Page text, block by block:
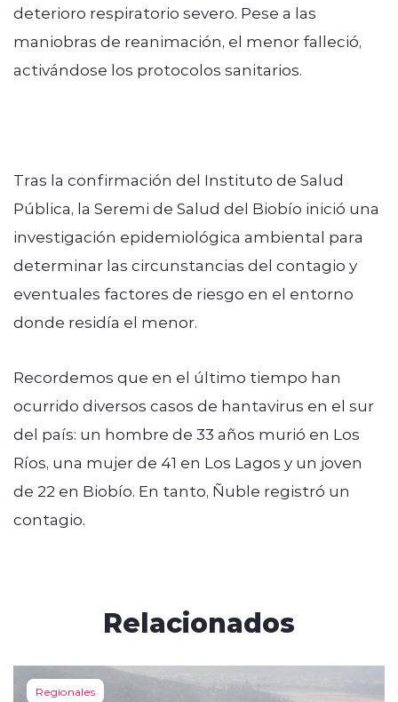
deterioro respiratorio severo. Pese a las
maniobras de reanimación, el menor falleció,
activándose los protocolos sanitarios.
Tras la confirmación del Instituto de Salud
Pública, la Seremi de Salud del Biobío inició una
investigación epidemiológica ambiental para
determinar las circunstancias del contagio y
eventuales factores de riesgo en el entorno
donde residía el menor.
Recordemos que en el último tiempo han
ocurrido diversos casos de hantavirus en el sur
del país: un hombre de 33 años murió en Los
Ríos, una mujer de 41 en Los Lagos y un joven
de 22 en Biobío. En tanto, Ñuble registró un
contagio.
Relacionados
Regionales